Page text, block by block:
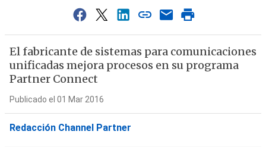
El fabricante de sistemas para comunicaciones
unificadas mejora procesos en su programa
Partner Connect
Publicado el 01 Mar 2016
Redacción Channel Partner